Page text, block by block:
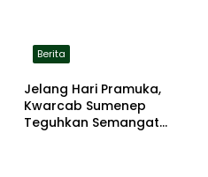
Berita
Jelang Hari Pramuka,
Kwarcab Sumenep
Teguhkan Semangat